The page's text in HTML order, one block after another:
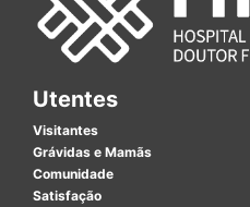
Utentes
Visitantes
Grávidas e Mamãs
Comunidade
Satisfação